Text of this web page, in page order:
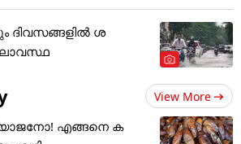
ദിവസങ്ങളിൽ ശ
View More
എങ്ങനെ ക